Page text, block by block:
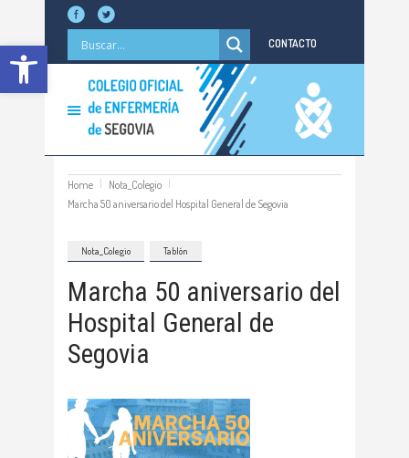
Abrir barra de herramientas CONTACTO
Home
Nota_Colegio
Marcha 50 aniversario del Hospital General de Segovia
Nota_Colegio Tablón
Marcha 50 aniversario del
Hospital General de
Segovia